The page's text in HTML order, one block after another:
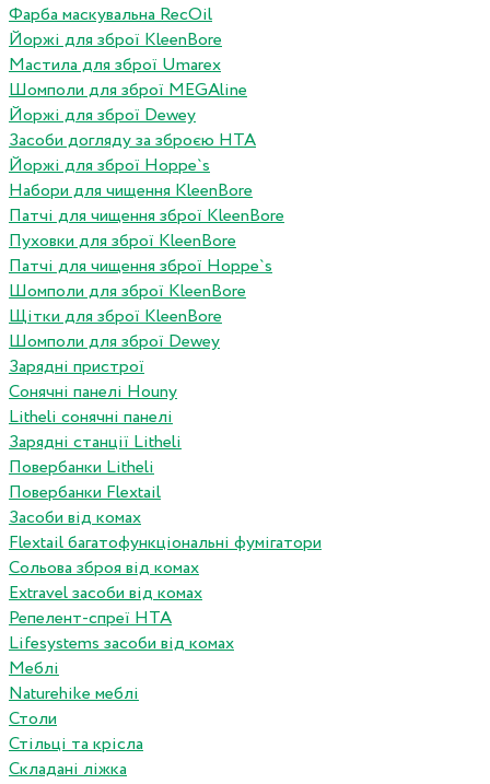
Фарба маскувальна RecOil
Йоржі для зброї KleenBore
Мастила для зброї Umarex
Шомполи для зброї MEGAline
Йоржі для зброї Dewey
Засоби догляду за зброєю HTA
Йоржі для зброї Hoppe`s
Набори для чищення KleenBore
Патчі для чищення зброї KleenBore
Пуховки для зброї KleenBore
Патчі для чищення зброї Hoppe`s
Шомполи для зброї KleenBore
Щітки для зброї KleenBore
Шомполи для зброї Dewey
Зарядні пристрої
Сонячні панелі Houny
Litheli сонячні панелі
Зарядні станції Litheli
Повербанки Litheli
Повербанки Flextail
Засоби від комах
Flextail багатофункціональні фумігатори
Сольова зброя від комах
Extravel засоби від комах
Репелент-спреї HTA
Lifesystems засоби від комах
Меблі
Naturehike меблі
Столи
Стільці та крісла
Складані ліжка